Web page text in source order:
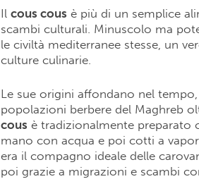
Il cous cous è più di un semplice
scambi culturali. Minuscolo ma
le civiltà mediterranee stesse, un
culture culinarie.
Le sue origini affondano nel
popolazioni berbere del Maghreb
cous è tradizionalmente preparato
mano con acqua e poi cotti a
era il compagno ideale delle
poi grazie a migrazioni e scambi